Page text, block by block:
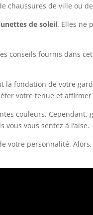
chaussures de ville ou
de soleil. Elles ne
conseils fournis dans
la fondation de votre
votre tenue et
couleurs. Cependant,
vous sentez à l’aise.
votre personnalité.